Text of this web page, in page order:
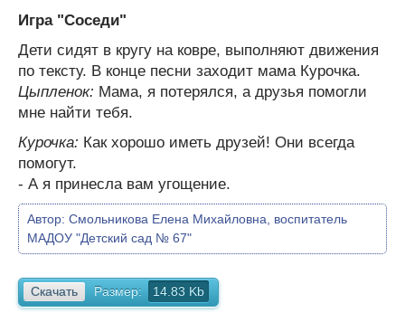
Игра "Соседи"
Дети сидят в кругу на ковре, выполняют движения
по тексту. В конце песни заходит мама Курочка.
Цыпленок: Мама, я потерялся, а друзья помогли
мне найти тебя.
Курочка: Как хорошо иметь друзей! Они всегда
помогут.
- А я принесла вам угощение.
Автор: Смольникова Елена Михайловна, воспитатель
МАДОУ "Детский сад № 67"
Скачать Размер: 14.83 Kb